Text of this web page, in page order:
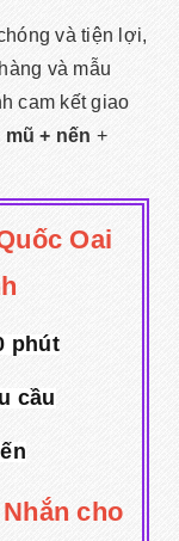
và tiện lợi,
và mẫu
cam kết giao
+ nến +
Oai
phút
cầu
cho